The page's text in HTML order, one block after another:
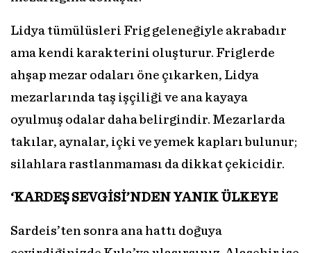
Lidya tümülüsleri Frig geleneğiyle akrabadır
ama kendi karakterini oluşturur. Friglerde
ahşap mezar odaları öne çıkarken, Lidya
mezarlarında taş işçiliği ve ana kayaya
oyulmuş odalar daha belirgindir. Mezarlarda
takılar, aynalar, içki ve yemek kapları bulunur;
silahlara rastlanmaması da dikkat çekicidir.
‘KARDEŞ SEVGİSİ’NDEN YANIK ÜLKEYE
Sardeis’ten sonra ana hattı doğuya